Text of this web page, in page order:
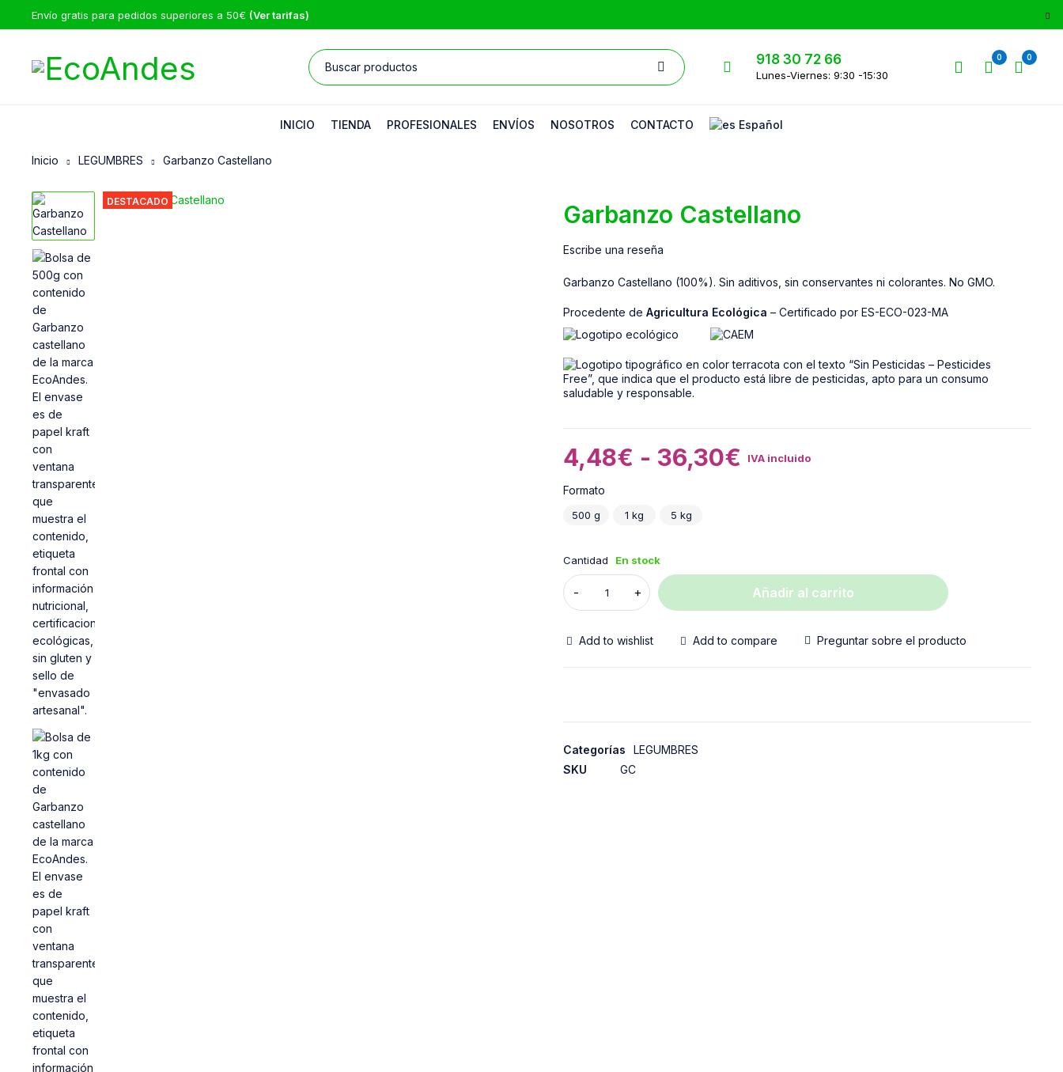
Envío gratis para pedidos superiores a 50€ (Ver tarifas)
918 30 72 66
Lunes-Viernes: 9:30 -15:30
0 0
INICIO TIENDA PROFESIONALES ENVÍOS NOSOTROS CONTACTO Español
Inicio LEGUMBRES Garbanzo Castellano
DESTACADO Garbanzo Castellano
Escribe una reseña
Garbanzo Castellano (100%). Sin aditivos, sin conservantes ni colorantes. No GMO.
Procedente de Agricultura Ecológica – Certificado por ES-ECO-023-MA
4,48€ - 36,30€ IVA incluido
Formato
500 g 1 kg 5 kg
Cantidad En stock
Añadir al carrito
Add to wishlist Add to compare Preguntar sobre el producto
Categorías
LEGUMBRES
SKU
GC